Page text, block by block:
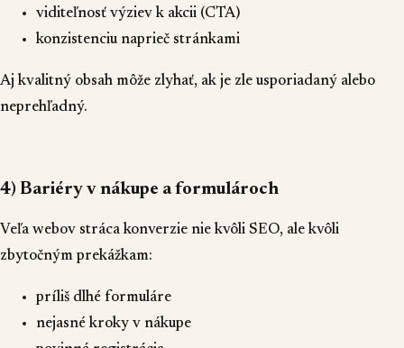
viditeľnosť výziev k akcii (CTA)
konzistenciu naprieč stránkami
Aj kvalitný obsah môže zlyhať, ak je zle usporiadaný alebo
neprehľadný.
4) Bariéry v nákupe a formulároch
Veľa webov stráca konverzie nie kvôli SEO, ale kvôli
zbytočným prekážkam:
príliš dlhé formuláre
nejasné kroky v nákupe